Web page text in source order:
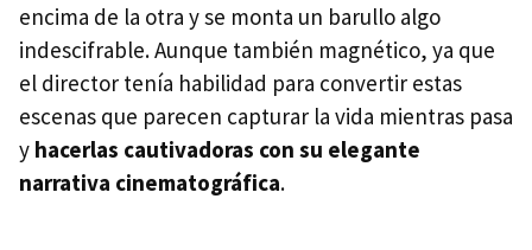
encima de la otra y se monta un barullo algo
indescifrable. Aunque también magnético, ya que
el director tenía habilidad para convertir estas
escenas que parecen capturar la vida mientras pasa
y hacerlas cautivadoras con su elegante
narrativa cinematográfica.